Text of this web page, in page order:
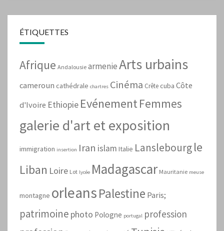
ÉTIQUETTES
Afrique Andalousie armenieArts urbains
cameroun cathédrale chartres Cinéma Crêtecuba Côte
d'Ivoire Ethiopie EvénementFemmes
galerie d'art et exposition
immigration insertion Iran islam Italie Lanslebourgle
Liban Loire Lot lycée Madagascar Mauritanie meuse
montagne orleansPalestine Paris;
patrimoine photo Pologne portugal profession